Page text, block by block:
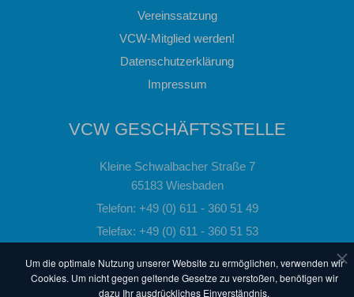
Vereinssatzung
VCW-Mitglied werden!
Datenschutzerklärung
Impressum
VCW GESCHÄFTSSTELLE
Kleine Schwalbacher Straße 7
65183 Wiesbaden
Telefon: +49 (0) 611 - 360 51 49
Telefax: +49 (0) 611 - 360 51 53
Um die optimale Nutzung unserer Website zu ermöglichen, verwenden wir
Cookies. Um nicht gegen geltende Gesetze zu verstoßen, benötigen wir
dazu Ihr ausdrückliches Einverständnis.